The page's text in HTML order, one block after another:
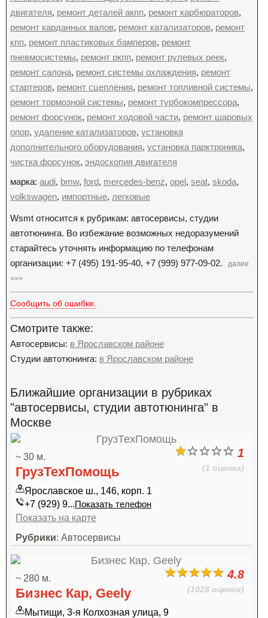
двигателя, ремонт деталей акпп, ремонт карбюраторов,
ремонт карданных валов, ремонт катализаторов, ремонт
кпп, ремонт пластиковых бамперов, ремонт
пневмосистемы, ремонт ркпп, ремонт рулевых реек,
ремонт салона, ремонт системы охлаждения, ремонт
стартеров, ремонт сцепления, ремонт топливной системы,
ремонт тормозной системы, ремонт турбокомпрессора,
ремонт форсунок, ремонт ходовой части, ремонт шаровых
опор, удаление катализаторов, установка
дополнительного оборудования, установка парктроника,
чистка форсунок, эндоскопия двигателя
марка: audi, bmw, ford, mercedes-benz, opel, seat, skoda,
volkswagen, импортные, легковые
Wsmt относится к рубрикам: автосервисы, студии
автотюнинга. Во избежание возможных недоразумений
старайтесь уточнять информацию по телефонам
организации: +7 (495) 191-95-40, +7 (999) 977-09-02.
далее
>>>
Сообщить об ошибке.
Смотрите также:
Автосервисы: в Ярославском районе
Студии автотюнинга: в Ярославском районе
Ближайшие организации в рубриках
"автосервисы, студии автотюнинга" в
Москве
1
(1 оценка)
~ 30 м.
ГрузТехПомощь
Ярославское ш., 146, корп. 1
+7 (929) 9...Показать телефон
Показать на карте
Рубрики: Автосервисы
4.8
(1028 оценок)
~ 280 м.
Бизнес Кар, Geely
Мытищи, 3-я Колхозная улица, 9